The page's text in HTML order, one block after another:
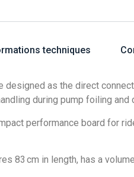
techniques
designed as the direct
during pump foiling and
performance board for
83 cm in length, has a